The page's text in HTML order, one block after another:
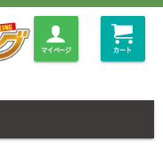
マイページ カート